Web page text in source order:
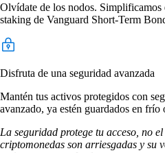
Olvídate de los nodos. Simplificamos
staking de Vanguard Short-Term
Disfruta de una seguridad avanzada
Mantén tus activos protegidos con
avanzado, ya estén guardados en frío
La seguridad protege tu acceso, no
criptomonedas son arriesgadas y su